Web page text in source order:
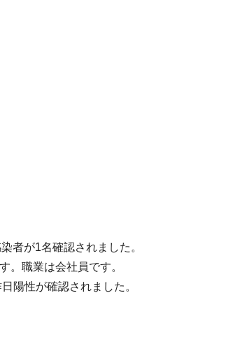
者が1名確認されました。
。職業は会社員です。
陽性が確認されました。